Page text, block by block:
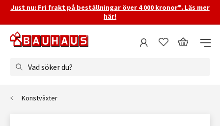
Just nu: Fri frakt på beställningar över 4 000 kronor*. Läs mer
här!
Vad söker du?
Konstväxter